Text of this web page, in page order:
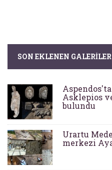
SON EKLENEN GALERILER
Asklepios
bulundu
Urartu
merkezi